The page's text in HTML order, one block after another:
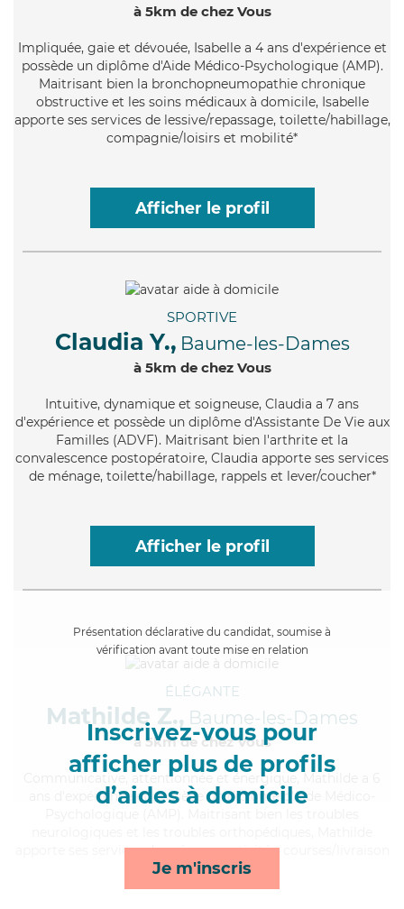
à 5km de chez Vous
Impliquée, gaie et dévouée, Isabelle a 4 ans d'expérience et
possède un diplôme d'Aide Médico-Psychologique (AMP).
Maitrisant bien la bronchopneumopathie chronique
obstructive et les soins médicaux à domicile, Isabelle
apporte ses services de lessive/repassage, toilette/habillage,
compagnie/loisirs et mobilité*
Afficher le profil
SPORTIVE
Claudia Y., Baume-les-Dames
à 5km de chez Vous
Intuitive, dynamique et soigneuse, Claudia a 7 ans
d'expérience et possède un diplôme d'Assistante De Vie aux
Familles (ADVF). Maitrisant bien l'arthrite et la
convalescence postopératoire, Claudia apporte ses services
de ménage, toilette/habillage, rappels et lever/coucher*
Afficher le profil
Présentation déclarative du candidat, soumise à
vérification avant toute mise en relation
Inscrivez-vous pour
afficher plus de profils
d’aides à domicile
Je m'inscris
ÉLÉGANTE
Mathilde Z., Baume-les-Dames
à 5km de chez Vous
, attentionnée et énergique, Mathilde a 6
ans d'expérience et possède un diplôme d'Aide Médico-
apporte ses services de ménage, activités, courses/livraison
et toilette/habillage*